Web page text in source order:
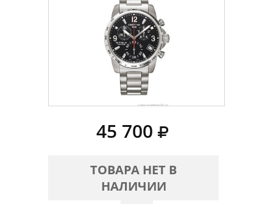
45 700
ТОВАРА НЕТ В
НАЛИЧИИ